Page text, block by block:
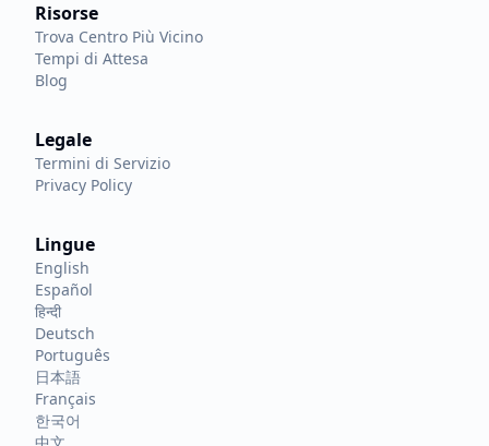
Risorse
Trova Centro Più Vicino
Tempi di Attesa
Blog
Legale
Termini di Servizio
Privacy Policy
Lingue
English
Español
हिन्दी
Deutsch
Português
日本語
Français
한국어